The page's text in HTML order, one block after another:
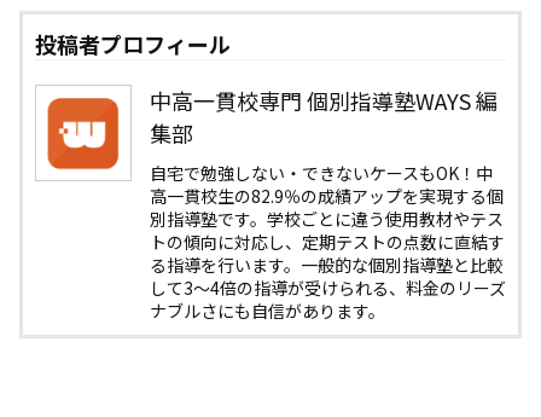
投稿者プロフィール
中高一貫校専門 個別指導塾WAYS 編
集部
自宅で勉強しない・できないケースもOK！中
高一貫校生の82.9％の成績アップを実現する個
別指導塾です。学校ごとに違う使用教材やテス
トの傾向に対応し、定期テストの点数に直結す
る指導を行います。一般的な個別指導塾と比較
して3〜4倍の指導が受けられる、料金のリーズ
ナブルさにも自信があります。